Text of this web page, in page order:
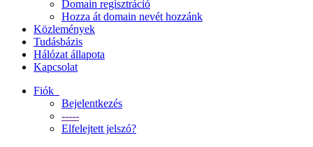
Domain regisztráció
Hozza át domain nevét hozzánk
Közlemények
Tudásbázis
Hálózat állapota
Kapcsolat
Fiók
Bejelentkezés
-----
Elfelejtett jelszó?